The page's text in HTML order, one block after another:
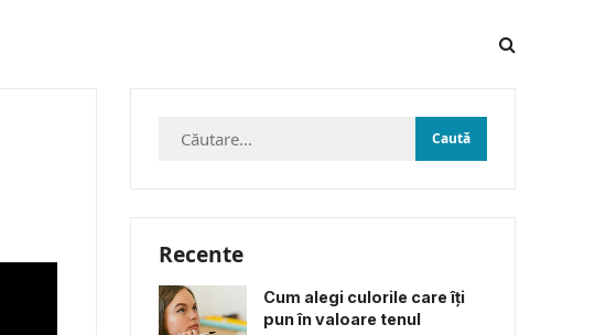
Caută
Recente
Cum alegi culorile care îți
pun în valoare tenul